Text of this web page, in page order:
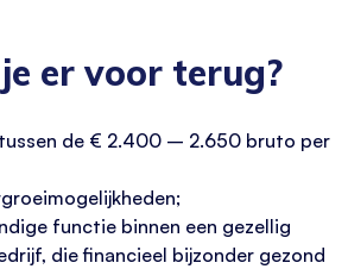
er voor terug?
tussen de € 2.400 – 2.650 bruto per
functie binnen een gezellig
die financieel bijzonder gezond